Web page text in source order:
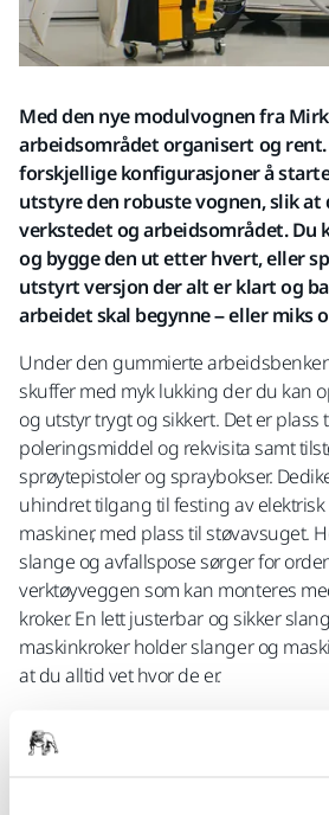
Med den nye modulvognen fra
arbeidsområdet organisert og rent.
forskjellige konfigurasjoner å
utstyre den robuste vognen, slik at
verkstedet og arbeidsområdet. Du
og bygge den ut etter hvert, eller
utstyrt versjon der alt er klart og
arbeidet skal begynne – eller miks
Under den gummierte
skuffer med myk lukking der du kan
og utstyr trygt og sikkert. Det er plass
poleringsmiddel og rekvisita samt
sprøytepistoler og spraybokser.
uhindret tilgang til festing av
maskiner, med plass til støvavsuget.
slange og avfallspose sørger for
verktøyveggen som kan monteres
kroker. En lett justerbar og sikker
maskinkroker holder slanger og
at du alltid vet hvor de er.
"Vi ønsker at modulvognen skal
Dette er den perfekte ryggsøylen for